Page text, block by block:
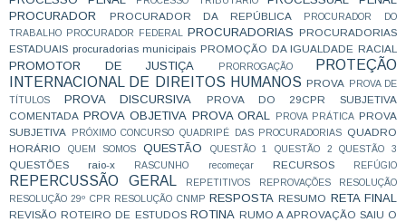
PROCURADOR
PROCURADOR DA REPÚBLICA
PROCURADOR DO
TRABALHO
PROCURADOR FEDERAL PROCURADORIAS PROCURADORIAS
ESTADUAIS procuradorias municipais PROMOÇÃO DA IGUALDADE RACIAL
PROMOTOR DE JUSTIÇA PRORROGAÇÃO
PROTEÇÃO
INTERNACIONAL DE DIREITOS HUMANOS PROVA
PROVA DE
TÍTULOS
PROVA DISCURSIVA
PROVA DO 29CPR SUBJETIVA
COMENTADA PROVA OBJETIVA PROVA ORAL PROVA PRÁTICA PROVA
SUBJETIVA
PRÓXIMO CONCURSO QUADRIPÉ DAS PROCURADORIAS
QUADRO
HORÁRIO
QUEM SOMOS QUESTÃO QUESTÃO 1 QUESTÃO 2 QUESTÃO 3
QUESTÕES raio-x RASCUNHO recomeçar RECURSOS REFÚGIO
REPERCUSSÃO GERAL REPETITIVOS REPROVAÇÕES
RESOLUÇÃO
RESOLUÇÃO 29º CPR
RESOLUÇÃO CNMP RESPOSTA RESUMO RETA FINAL
REVISÃO ROTEIRO DE ESTUDOS ROTINA RUMO A APROVAÇÃO SAIU O